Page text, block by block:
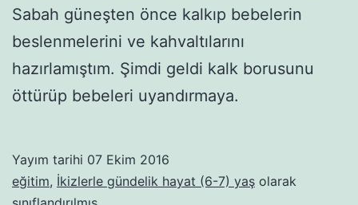
Sabah güneşten önce kalkıp bebelerin
beslenmelerini ve kahvaltılarını
hazırlamıştım. Şimdi geldi kalk borusunu
öttürüp bebeleri uyandırmaya.
Yayım tarihi 07 Ekim 2016
eğitim, İkizlerle gündelik hayat (6-7) yaş olarak